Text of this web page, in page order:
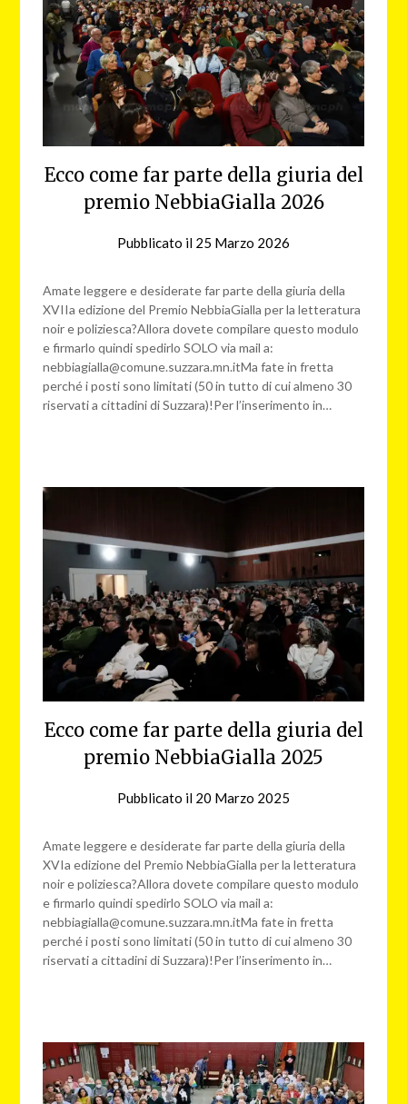
Ecco come far parte della giuria del
premio NebbiaGialla 2026
Pubblicato il 25 Marzo 2026
Amate leggere e desiderate far parte della giuria della
XVIIa edizione del Premio NebbiaGialla per la letteratura
noir e poliziesca?Allora dovete compilare questo modulo
e firmarlo quindi spedirlo SOLO via mail a:
nebbiagialla@comune.suzzara.mn.itMa fate in fretta
perché i posti sono limitati (50 in tutto di cui almeno 30
riservati a cittadini di Suzzara)!Per l’inserimento in…
Ecco come far parte della giuria del
premio NebbiaGialla 2025
Pubblicato il 20 Marzo 2025
Amate leggere e desiderate far parte della giuria della
XVIa edizione del Premio NebbiaGialla per la letteratura
noir e poliziesca?Allora dovete compilare questo modulo
e firmarlo quindi spedirlo SOLO via mail a:
nebbiagialla@comune.suzzara.mn.itMa fate in fretta
perché i posti sono limitati (50 in tutto di cui almeno 30
riservati a cittadini di Suzzara)!Per l’inserimento in…